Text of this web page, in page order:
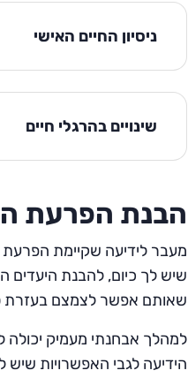
ניסיון החיים האישי
שינויים בהרגלי חיים
הבנת הפרעת
מעבר לידיעה שקיימת הפרעת
שיש לך כיום, להבנת היעדים
שאותם אפשר לצמצם בעזרת
למהלך אבחנתי מעמיק יכולה
הידיעה לגבי האפשרויות